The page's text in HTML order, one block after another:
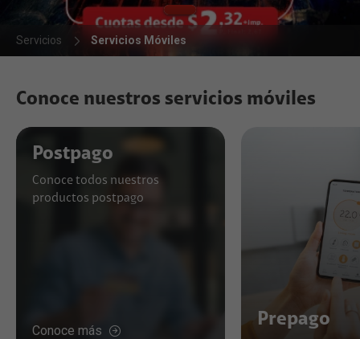
Servicios Servicios Móviles
Conoce nuestros servicios móviles
Postpago
Conoce todos nuestros
productos postpago
Conoce más
Prepago